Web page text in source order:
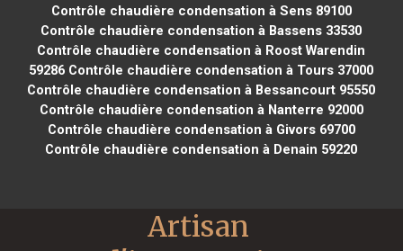
Contrôle chaudière condensation à Sens 89100
Contrôle chaudière condensation à Bassens 33530
Contrôle chaudière condensation à Roost Warendin
59286 Contrôle chaudière condensation à Tours 37000
Contrôle chaudière condensation à Bessancourt 95550
Contrôle chaudière condensation à Nanterre 92000
Contrôle chaudière condensation à Givors 69700
Contrôle chaudière condensation à Denain 59220
Artisan